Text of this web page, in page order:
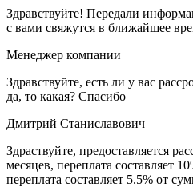
Здравствуйте! Передали
с вами свяжутся в ближайшее
Менеджер компании
Здравствуйте, есть ли у вас
да, то какая? Спасибо
Дмитрий Станиславович
Здраствуйте, предоставляется
месяцев, переплата составляет
переплата составляет 5.5% от